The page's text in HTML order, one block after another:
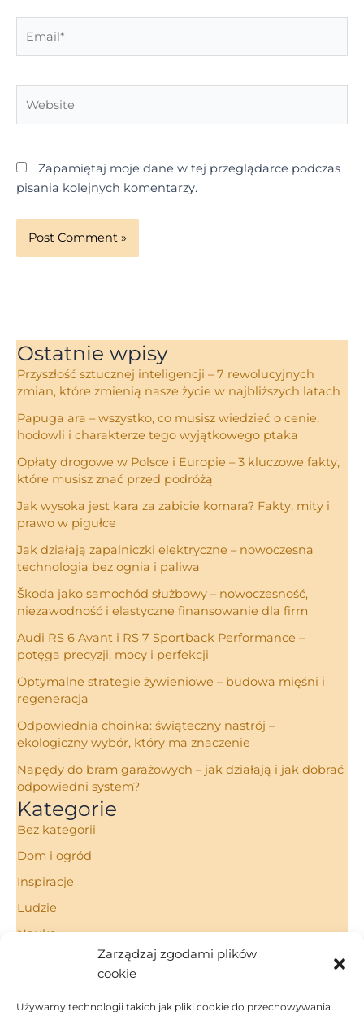
Zarządzaj zgodami plików
cookie
Używamy technologii takich jak pliki cookie do przechowywania
Zapamiętaj moje dane w tej przeglądarce podczas
pisania kolejnych komentarzy.
Ostatnie wpisy
Przyszłość sztucznej inteligencji – 7 rewolucyjnych
zmian, które zmienią nasze życie w najbliższych latach
Papuga ara – wszystko, co musisz wiedzieć o cenie,
hodowli i charakterze tego wyjątkowego ptaka
Opłaty drogowe w Polsce i Europie – 3 kluczowe fakty,
które musisz znać przed podróżą
Jak wysoka jest kara za zabicie komara? Fakty, mity i
prawo w pigułce
Jak działają zapalniczki elektryczne – nowoczesna
technologia bez ognia i paliwa
Škoda jako samochód służbowy – nowoczesność,
niezawodność i elastyczne finansowanie dla firm
Audi RS 6 Avant i RS 7 Sportback Performance –
potęga precyzji, mocy i perfekcji
Optymalne strategie żywieniowe – budowa mięśni i
regeneracja
Odpowiednia choinka: świąteczny nastrój –
ekologiczny wybór, który ma znaczenie
Napędy do bram garażowych – jak działają i jak dobrać
odpowiedni system?
Kategorie
Bez kategorii
Dom i ogród
Inspiracje
Ludzie
Nauka